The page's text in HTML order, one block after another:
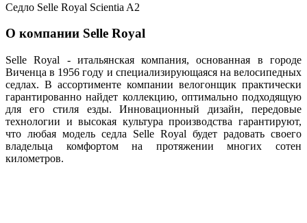
Седло Selle Royal Scientia A2
О компании Selle Royal
Selle Royal - итальянская компания, основанная в городе
Виченца в 1956 году и специализирующаяся на велосипедных
седлах. В ассортименте компании велогонщик практически
гарантированно найдет коллекцию, оптимально подходящую
для его стиля езды. Инновационный дизайн, передовые
технологии и высокая культура производства гарантируют,
что любая модель седла Selle Royal будет радовать своего
владельца комфортом на протяжении многих сотен
километров.